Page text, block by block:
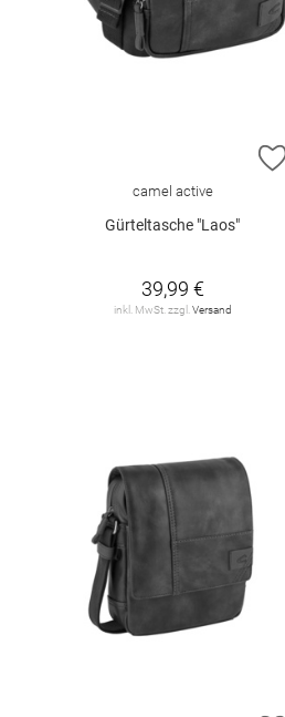
camel active
Gürteltasche "Laos"
39,99 €
inkl. MwSt. zzgl. Versand